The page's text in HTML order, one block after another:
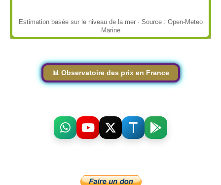
Estimation basée sur le niveau de la mer · Source : Open-Meteo
Marine
📊 Observatoire des prix en France